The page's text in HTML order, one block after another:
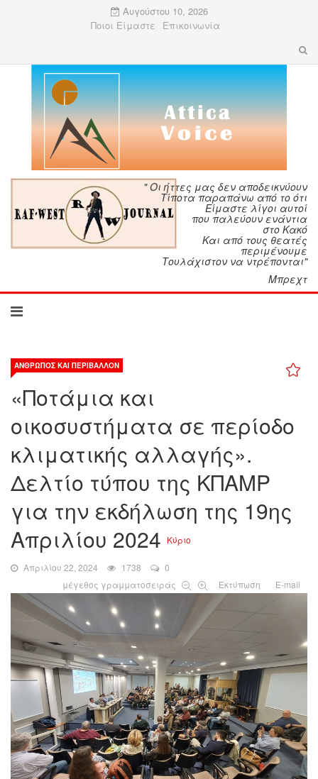
Αυγούστου 10, 2026
Ποιοι Είμαστε
Επικοινωνία
" Οι ήττες μας δεν αποδεικνύουν
Τίποτα παραπάνω από το ότι
Είμαστε λίγοι αυτοί
που παλεύουν ενάντια
στο Κακό
Και από τους θεατές
περιμένουμε
Τουλάχιστον να ντρέπονται"
Μπρεχτ
ΆΝΘΡΩΠΟΣ ΚΑΙ ΠΕΡΙΒΆΛΛΟΝ
«Ποτάμια και
οικοσυστήματα σε περίοδο
κλιματικής αλλαγής».
Δελτίο τύπου της ΚΠΑΜΡ
για την εκδήλωση της 19ης
Απριλίου 2024 Κύριο
Απριλίου 22, 2024 1738
0
μέγεθος γραμματοσειράς
Εκτύπωση E-mail